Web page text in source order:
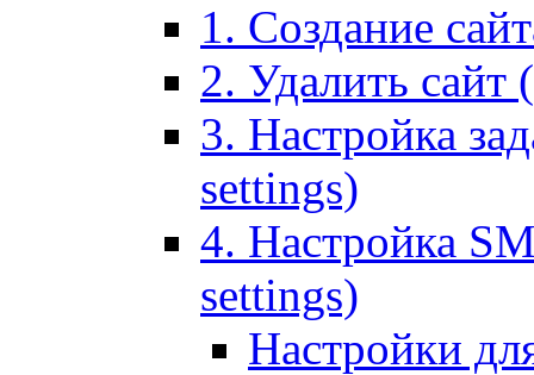
1. Создание
2. Удалить сайт
3. Настройка
settings)
4. Настройка
settings)
Настройки